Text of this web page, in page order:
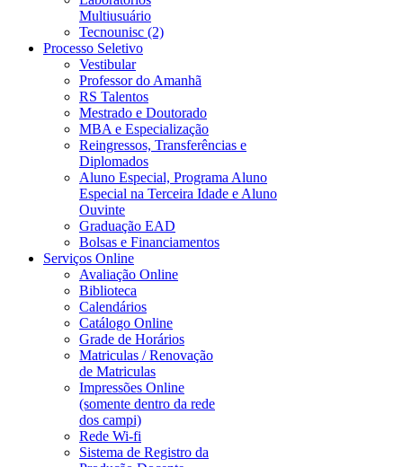
Multiusuário
Tecnounisc (2)
Processo Seletivo
Vestibular
Professor do Amanhã
RS Talentos
Mestrado e Doutorado
MBA e Especialização
Reingressos, Transferências e
Diplomados
Aluno Especial, Programa Aluno
Especial na Terceira Idade e Aluno
Ouvinte
Graduação EAD
Bolsas e Financiamentos
Serviços Online
Avaliação Online
Biblioteca
Calendários
Catálogo Online
Grade de Horários
Matriculas / Renovação
de Matriculas
Impressões Online
(somente dentro da rede
dos campi)
Rede Wi-fi
Sistema de Registro da